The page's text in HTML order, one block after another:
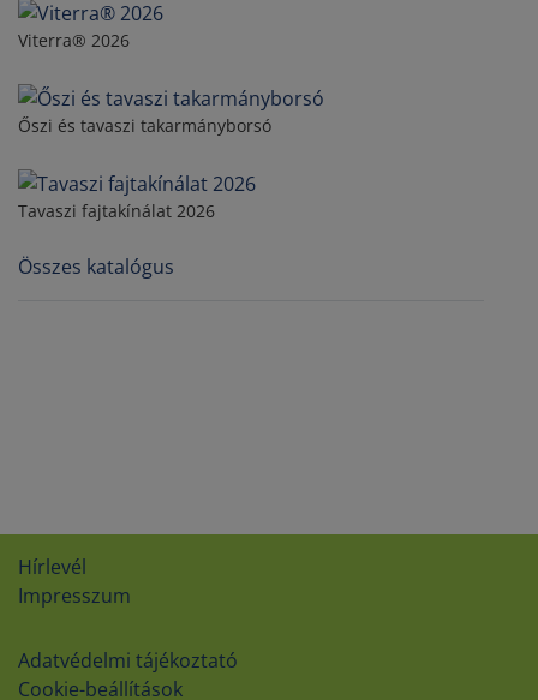
Viterra® 2026
Őszi és tavaszi takarmányborsó
Tavaszi fajtakínálat 2026
Összes katalógus
Hírlevél
Impresszum
Adatvédelmi tájékoztató
Cookie-beállítások